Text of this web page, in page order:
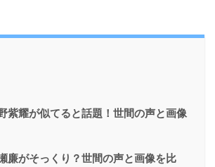
紫耀が似てると話題！世間の声と画像
廉がそっくり？世間の声と画像を比